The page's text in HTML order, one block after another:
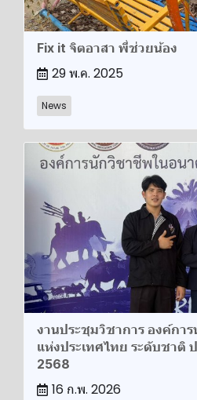
Fix it จิตอาสา พี่ช่วยน้อง
29 พ.ค. 2025
News
งานประชุมวิชาการ องค์กา
แห่งประเทศไทย ระดับชาติ
2568
16 ก.พ. 2026